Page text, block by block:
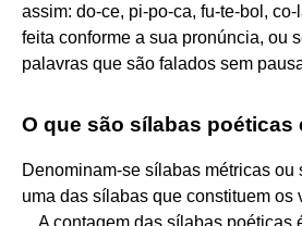
assim: do-ce, pi-po-ca, fu-te-bol, co-
feita conforme a sua pronúncia, ou
palavras que são falados sem
O que são sílabas poéticas
Denominam-se sílabas métricas ou
uma das sílabas que constituem os
... A contagem das sílabas poéticas